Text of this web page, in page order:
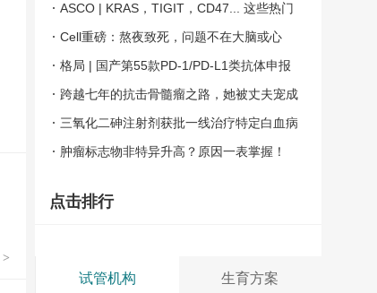
>
美国
ASCO | KRAS，TIGIT，CD47... 这些热门
靶点的最新进展你都知道么？
Cell重磅：熬夜致死，问题不在大脑或心
脏，而是肠道！
格局 | 国产第55款PD-1/PD-L1类抗体申报
跨越七年的抗击骨髓瘤之路，她被丈夫宠成
众人羡慕的样子
三氧化二砷注射剂获批一线治疗特定白血病
肿瘤标志物非特异升高？原因一表掌握！
点击排行
试管机构 生育方案